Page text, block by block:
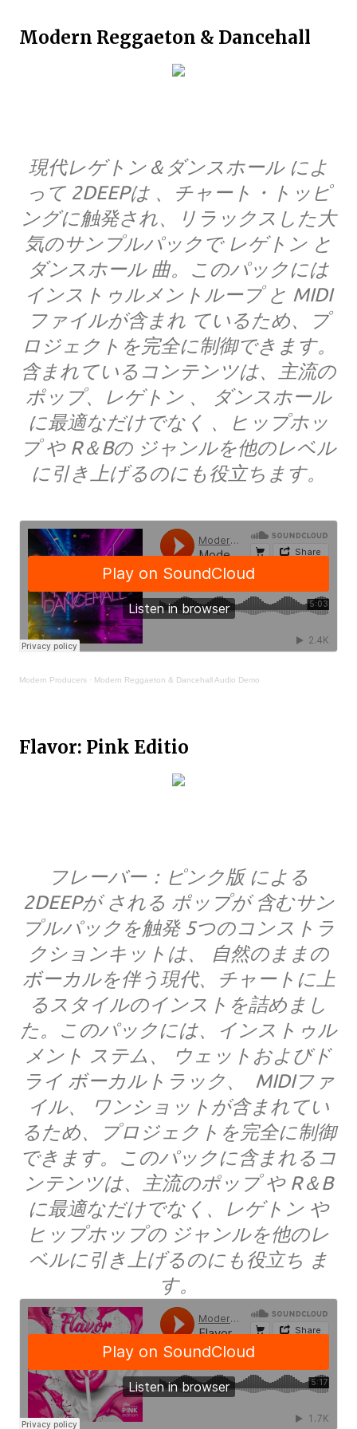
Modern Reggaeton & Dancehall
現代レゲトン＆ダンスホール によ
って 2DEEPは 、チャート・トッピ
ングに触発され、リラックスした大
気のサンプルパックで レゲトン と
ダンスホール 曲。このパックには
インストゥルメントループ と MIDI
ファイルが含まれ ているため、プ
ロジェクトを完全に制御できます。
含まれているコンテンツは、主流の
ポップ、レゲトン 、 ダンスホール
に最適なだけでなく 、ヒップホッ
プ や R＆Bの ジャンルを他のレベル
に引き上げるのにも役立ちます。
Modern Producers · Modern Reggaeton & Dancehall Audio Demo
Flavor: Pink Editio
フレーバー：ピンク版 による
2DEEPが される ポップが 含むサン
プルパックを触発 5つのコンストラ
クションキットは、 自然のままの
ボーカルを伴う現代、チャートに上
るスタイルのインストを詰めまし
た。このパックには、インストゥル
メント ステム、 ウェットおよびド
ライ ボーカルトラック、 MIDIファ
イル、 ワンショットが含まれてい
るため、プロジェクトを完全に制御
できます。このパックに含まれるコ
ンテンツは、主流のポップ や R＆B
に最適なだけでなく、レゲトン や
ヒップホップの ジャンルを他のレ
ベルに引き上げるのにも役立ち ま
す。